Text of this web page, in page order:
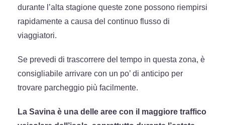
durante l’alta stagione queste zone possono riempirsi
rapidamente a causa del continuo flusso di
viaggiatori.
Se prevedi di trascorrere del tempo in questa zona, è
consigliabile arrivare con un po’ di anticipo per
trovare parcheggio più facilmente.
La Savina è una delle aree con il maggiore traffico